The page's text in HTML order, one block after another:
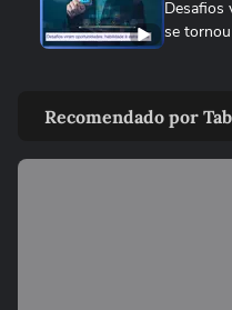
Desafios
se
MEU
Recomendado por